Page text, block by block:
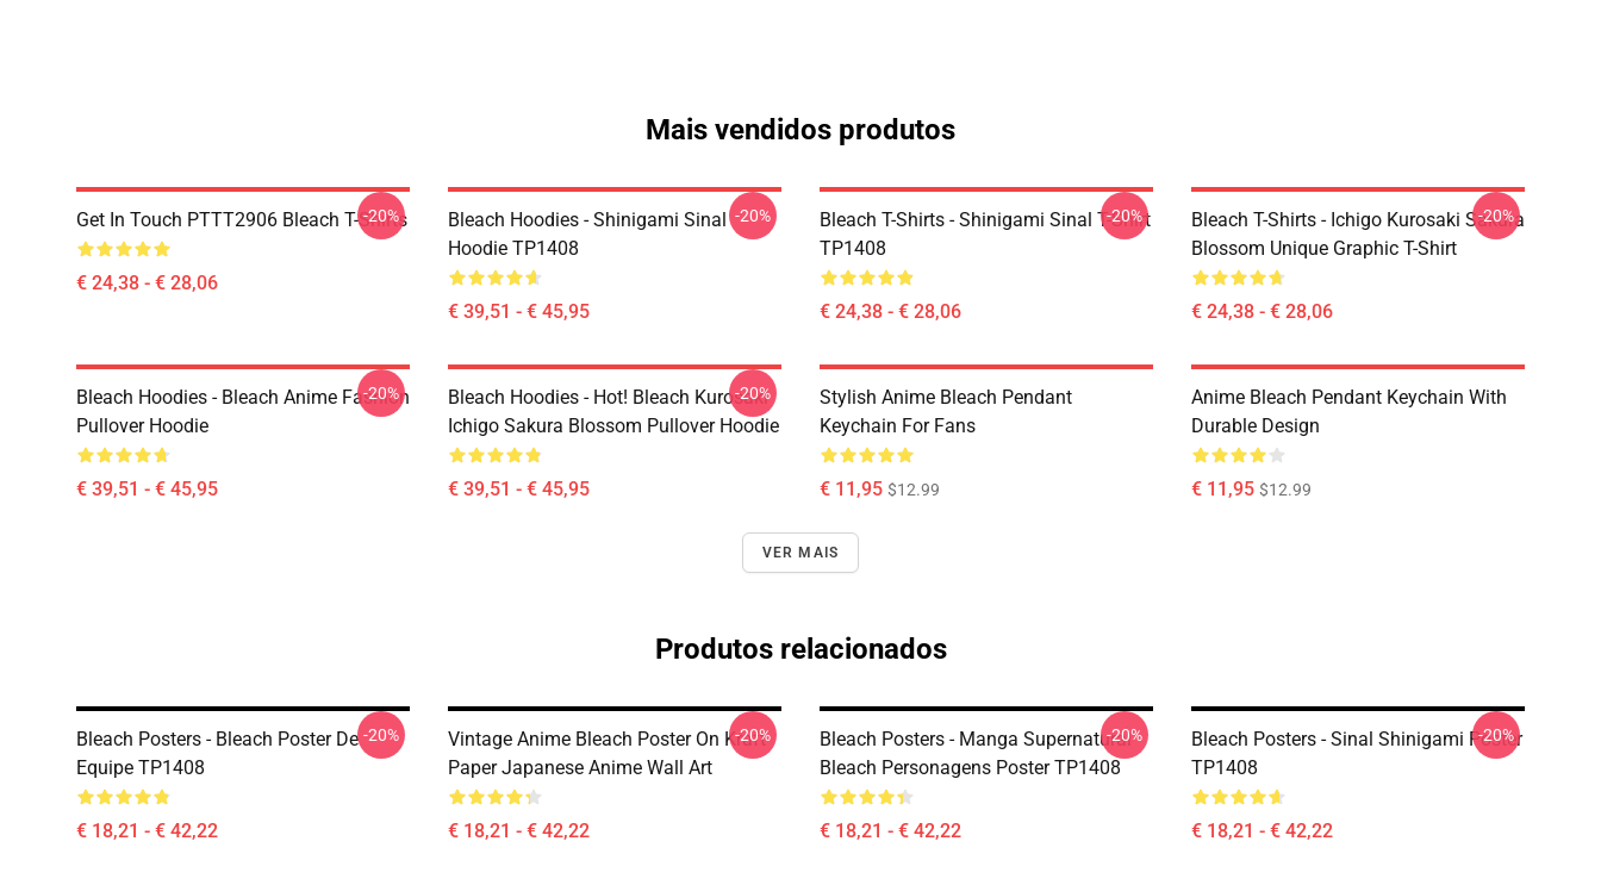
Mais vendidos produtos
Get In Touch PTTT2906 Bleach T-Shirts
€ 24,38 - € 28,06
-20%
Bleach Hoodies - Shinigami Sinal
Hoodie TP1408
€ 39,51 - € 45,95
-20%
Bleach T-Shirts - Shinigami Sinal T-Shirt
TP1408
€ 24,38 - € 28,06
-20%
Bleach T-Shirts - Ichigo Kurosaki Sakura
Blossom Unique Graphic T-Shirt
€ 24,38 - € 28,06
-20%
Bleach Hoodies - Bleach Anime Fashion
Pullover Hoodie
€ 39,51 - € 45,95
-20%
Bleach Hoodies - Hot! Bleach Kurosaki
Ichigo Sakura Blossom Pullover Hoodie
€ 39,51 - € 45,95
-20%
Stylish Anime Bleach Pendant
Keychain For Fans
€ 11,95 $12.99
Anime Bleach Pendant Keychain With
Durable Design
€ 11,95 $12.99
VER MAIS
Produtos relacionados
Bleach Posters - Bleach Poster De
Equipe TP1408
€ 18,21 - € 42,22
-20%
Vintage Anime Bleach Poster On Kraft
Paper Japanese Anime Wall Art
€ 18,21 - € 42,22
-20%
Bleach Posters - Manga Supernatural
Bleach Personagens Poster TP1408
€ 18,21 - € 42,22
-20%
Bleach Posters - Sinal Shinigami Poster
TP1408
€ 18,21 - € 42,22
-20%